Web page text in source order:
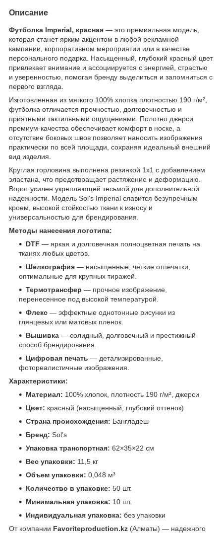
Описание
Футболка Imperial, красная — это премиальная модель,
которая станет ярким акцентом в любой рекламной
кампании, корпоративном мероприятии или в качестве
персонального подарка. Насыщенный, глубокий красный цвет
привлекает внимание и ассоциируется с энергией, страстью
и уверенностью, помогая бренду выделиться и запомниться с
первого взгляда.
Изготовленная из мягкого 100% хлопка плотностью 190 г/м²,
футболка отличается прочностью, долговечностью и
приятными тактильными ощущениями. Полотно джерси
премиум-качества обеспечивает комфорт в носке, а
отсутствие боковых швов позволяет наносить изображения
практически по всей площади, сохраняя идеальный внешний
вид изделия.
Круглая горловина выполнена резинкой 1x1 с добавлением
эластана, что предотвращает растяжение и деформацию.
Ворот усилен укрепляющей тесьмой для дополнительной
надежности. Модель Sol’s Imperial славится безупречным
кроем, высокой стойкостью ткани к износу и
универсальностью для брендирования.
Методы нанесения логотипа:
DTF — яркая и долговечная полноцветная печать на
тканях любых цветов.
Шелкография — насыщенные, четкие отпечатки,
оптимальные для крупных тиражей.
Термотрансфер — прочное изображение,
перенесенное под высокой температурой.
Флекс — эффектные однотонные рисунки из
глянцевых или матовых пленок.
Вышивка — солидный, долговечный и престижный
способ брендирования.
Цифровая печать — детализированные,
фотореалистичные изображения.
Характеристики:
Материал: 100% хлопок, плотность 190 г/м², джерси
Цвет: красный (насыщенный, глубокий оттенок)
Страна происхождения: Бангладеш
Бренд: Sol’s
Упаковка транспортная: 62×35×22 см
Вес упаковки: 11,5 кг
Объем упаковки: 0,048 м³
Количество в упаковке: 50 шт.
Минимальная упаковка: 10 шт.
Индивидуальная упаковка: без упаковки
От компании Favoriteproduction.kz (Алматы) — надежного